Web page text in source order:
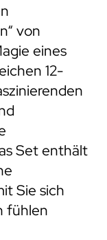
von
eines
12-
Set enthält
Sie sich
fühlen